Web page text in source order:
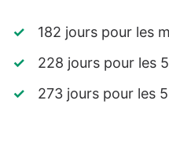
182 jours pour les
228 jours pour les
273 jours pour les